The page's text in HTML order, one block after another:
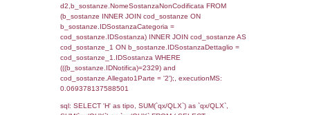
rofi.DescAltro FROM f_territori_limitrofi
cod_territori_tipologia ON
(f_territori_limitrofi.IDTipologiaTerritorio =
cod_territori_tipologia.IDTipologiaTerritorio)
(f_territori_limitrofi.IDTipoTerritorio =
cod_territori_tipologia.IDTerritorioTP)
(((f_territori_limitrofi.IDNotifica)=2329) AND